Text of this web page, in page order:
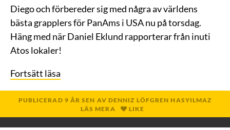
Diego och förbereder sig med några av världens
bästa grapplers för PanAms i USA nu på torsdag.
Häng med när Daniel Eklund rapporterar från inuti
Atos lokaler!
Fortsätt läsa
PUBLICERAD 9 ÅR SEN AV DENNIZ LÖFGREN HASYILMAZ
LÄS MERA
LIKE